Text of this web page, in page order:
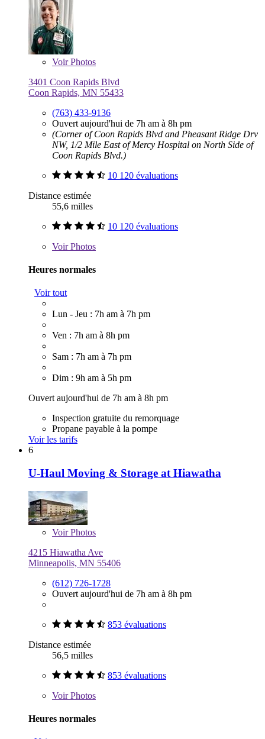
VoirPhotos
3401 Coon Rapids Blvd
Coon Rapids, MN 55433
(763) 433-9136
Ouvert aujourd'hui de 7h am à 8h pm
(Corner of Coon Rapids Blvd and Pheasant Ridge Drv
NW, 1/2 Mile East of Mercy Hospital on North Side of
Coon Rapids Blvd.)
10 120 évaluations
Distance estimée
55,6 milles
10 120 évaluations
VoirPhotos
Heures normales
Voir tout
Lun - Jeu : 7h am à 7h pm
Ven : 7h am à 8h pm
Sam : 7h am à 7h pm
Dim : 9h am à 5h pm
Ouvert aujourd'hui de 7h am à 8h pm
Inspection gratuite du remorquage
Propane payable à la pompe
Voir les tarifs
6
U-Haul Moving & Storage at Hiawatha
VoirPhotos
4215 Hiawatha Ave
Minneapolis, MN 55406
(612) 726-1728
Ouvert aujourd'hui de 7h am à 8h pm
853 évaluations
Distance estimée
56,5 milles
853 évaluations
VoirPhotos
Heures normales